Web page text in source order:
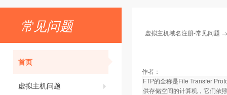
常见问题
首页
虚拟主机问题
虚拟主机域名注册-常见问题
作者：
FTP的全称是File Transfer
供存储空间的计算机，它们依